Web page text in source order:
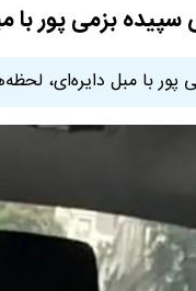
بزمی پور با
با مبل دایره‌ای،